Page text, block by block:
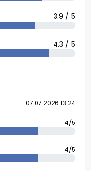
3.9 / 5
4.3 / 5
07.07.2026 13:24
4/5
4/5